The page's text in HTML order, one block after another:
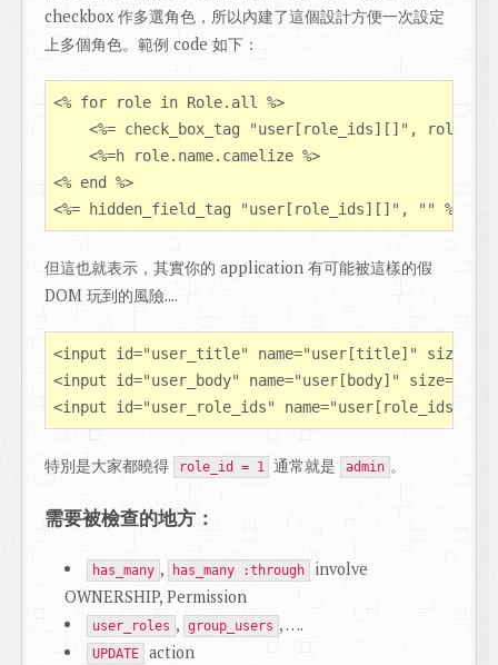
checkbox 作多選角色，所以內建了這個設計方便一次設定
上多個角色。範例 code 如下：
<% for role in Role.all %>
<%= check_box_tag "user[role_ids][]",
    <%=h role.name.camelize %>
<% end %>
但這也就表示，其實你的 application 有可能被這樣的假
DOM 玩到的風險....
<input id="user_title" name="user[title]"
<input id="user_body" name="user[body]"
特別是大家都曉得 role_id = 1 通常就是 admin 。
需要被檢查的地方：
has_many , has_many :through
involve
OWNERSHIP, Permission
user_roles , group_users , ….
UPDATE action